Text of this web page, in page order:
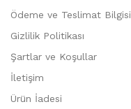
Ödeme ve Teslimat Bilgisi
Gizlilik Politikası
Şartlar ve Koşullar
İletişim
Ürün İadesi